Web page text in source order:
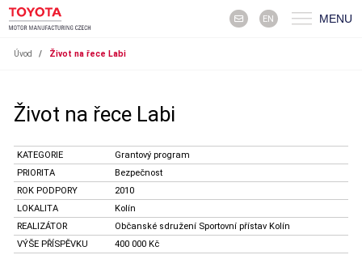
EN MENU
Úvod / Život na řece Labi
Život na řece Labi
KATEGORIE
Grantový program
PRIORITA
Bezpečnost
ROK PODPORY
2010
LOKALITA
Kolín
REALIZÁTOR
Občanské sdružení Sportovní přístav Kolín
VÝŠE PŘÍSPĚVKU
400 000 Kč